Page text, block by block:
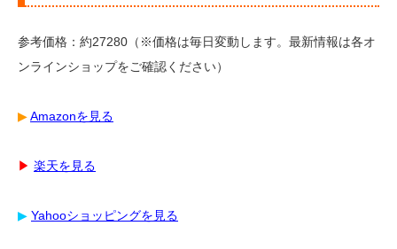
参考価格：約27280（※価格は毎日変動します。最新情報は各オ
ンラインショップをご確認ください）
▶︎Amazonを見る
▶︎ 楽天を見る
▶︎ Yahooショッピングを見る